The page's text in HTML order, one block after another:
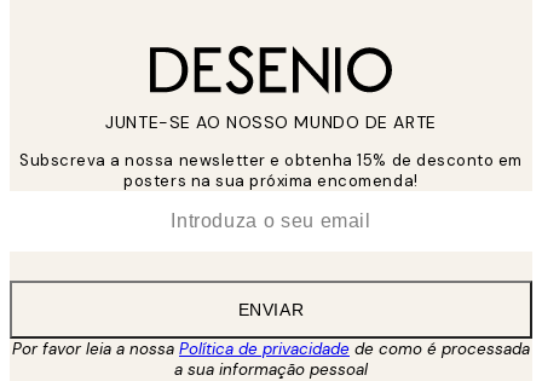
JUNTE-SE AO NOSSO MUNDO DE ARTE
Subscreva a nossa newsletter e obtenha 15% de desconto em
posters na sua próxima encomenda!
ENVIAR
Por favor leia a nossa Política de privacidade de como é processada
a sua informação pessoal